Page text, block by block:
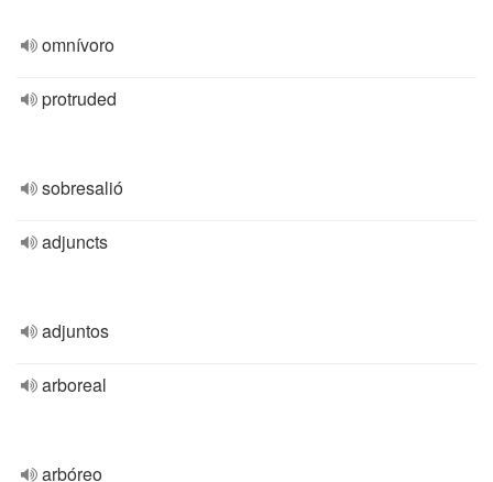
omnívoro
protruded
sobresalió
adjuncts
adjuntos
arboreal
arbóreo